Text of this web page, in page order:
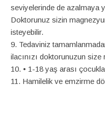
seviyelerinde de azalmaya
Doktorunuz sizin
isteyebilir.
Tedaviniz
ilacınızı doktorunuzun
• 1-18 yaş arası
Hamilelik ve emzirme